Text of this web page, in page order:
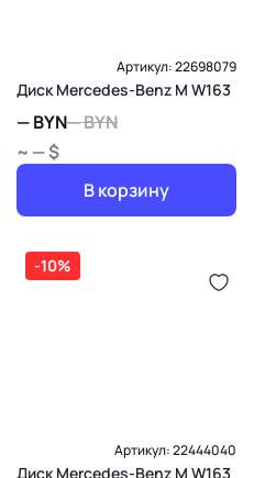
Артикул:22698079
Диск Mercedes-Benz M W163
—BYN—BYN
~ — $
В корзину
-10%
Артикул:22444040
Диск Mercedes-Benz M W163